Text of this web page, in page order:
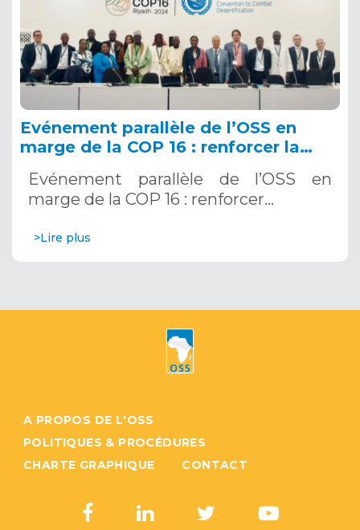
Evénement parallèle de l’OSS en
marge de la COP 16 : renforcer la
Systèmes d’Alerte Précoce
Multirisques. 12 décembre 2024
Evénement parallèle de l’OSS en
marge de la COP 16 : renforcer…
>Lire plus
A PROPOS DE L'OSS
POLITIQUES & PROCÉDURES
CHARTE GRAPHIQUE
CONTACT